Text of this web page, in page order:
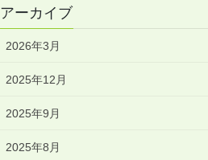
アーカイブ
2026年3月
2025年12月
2025年9月
2025年8月